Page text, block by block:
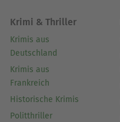
Krimi & Thriller
Krimis aus
Deutschland
Krimis aus
Frankreich
Historische Krimis
Politthriller